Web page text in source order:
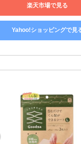
楽天市場で見る
Yahoo!ショッピングで見